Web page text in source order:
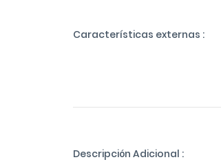
Características externas :
Descripción Adicional :